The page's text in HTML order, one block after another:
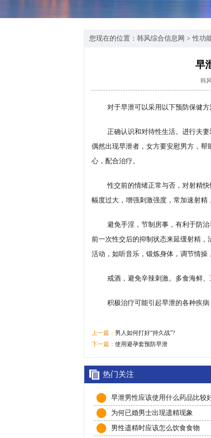
您现在的位置： 韩风综合信息网 >性功
早
韩
对于早泄可以采用以下预防保健
正确认识和对待性生活。进行夫
偶然出现早泄者，女方要安慰男方，
心，配合治疗。
性交前的情绪正常与否，对射精
幅度过大，增强刺激强度，常加速射精
避免手淫，节制房事，有利于防
前一次性交后的抑制状态来延缓射精
活动，如听音乐，锻炼身体，调节情操
戒酒，避免辛辣刺激。多食海鲜
积极治疗可能引起早泄的各种疾病
上一篇： 男人如何打好“持久战”?
下一篇： 使用避孕套预防早泄
热门关注
早泄男性应该使用什么药品比较
为何已婚男士出现遗精现象
男性遗精时应该怎么饮食食物